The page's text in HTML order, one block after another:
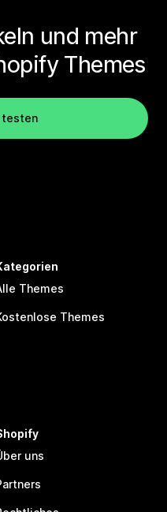
und mehr
Themes
testen
Themes
Themes
uns